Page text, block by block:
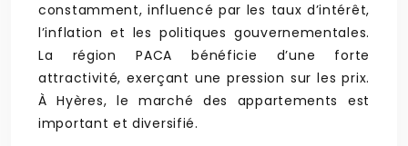
constamment, influencé par les taux d’intérêt,
l’inflation et les politiques gouvernementales.
La région PACA bénéficie d’une forte
attractivité, exerçant une pression sur les prix.
À Hyères, le marché des appartements est
important et diversifié.